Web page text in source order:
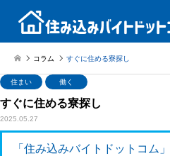
コラム すぐに住める寮探し
住まい 働く
すぐに住める寮探し
2025.05.27
「住み込みバイトドットコム」